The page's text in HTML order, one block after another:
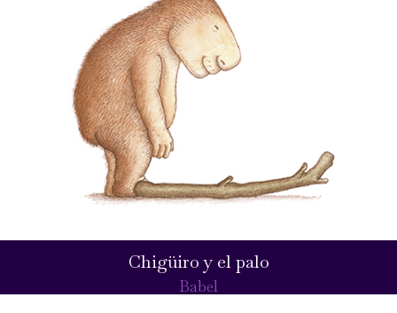
Chigüiro y el palo
Babel